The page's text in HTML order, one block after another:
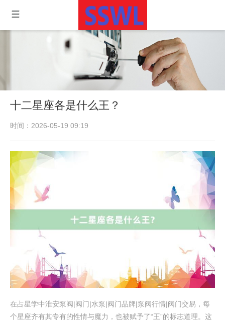
十二星座各是什么王？
时间：2026-05-19 09:19
在占星学中淮安泵阀|阀门|水泵|阀门品牌|泵阀行情|阀门交易，每
个星座齐有其专有的性情与魔力，也被赋予了“王”的标志道理。这